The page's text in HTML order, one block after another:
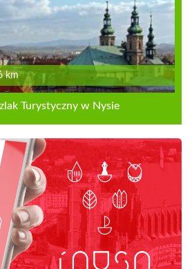
km
Turystyczny w Nysie